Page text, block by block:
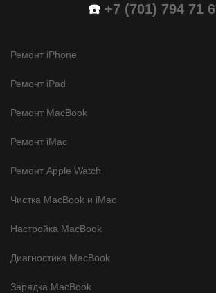
☎️ +7 (701) 794 71
Ремонт iPhone
Ремонт iPad
Ремонт MacBook
Ремонт iMac
Ремонт Apple Watch
Чистка MacBook и iMac
Настройка MacBook
Диагностика MacBook
Зарядка MacBook